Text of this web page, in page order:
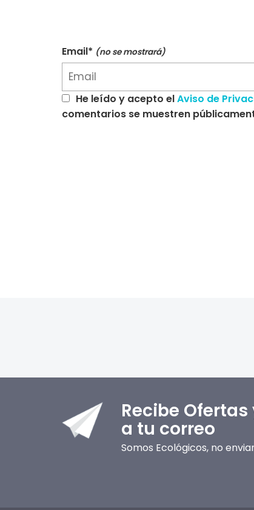
Email* (no se mostrará)
He leído y acepto elAviso de
comentarios se muestren
Recibe
a tu correo
Somos Ecológicos, no